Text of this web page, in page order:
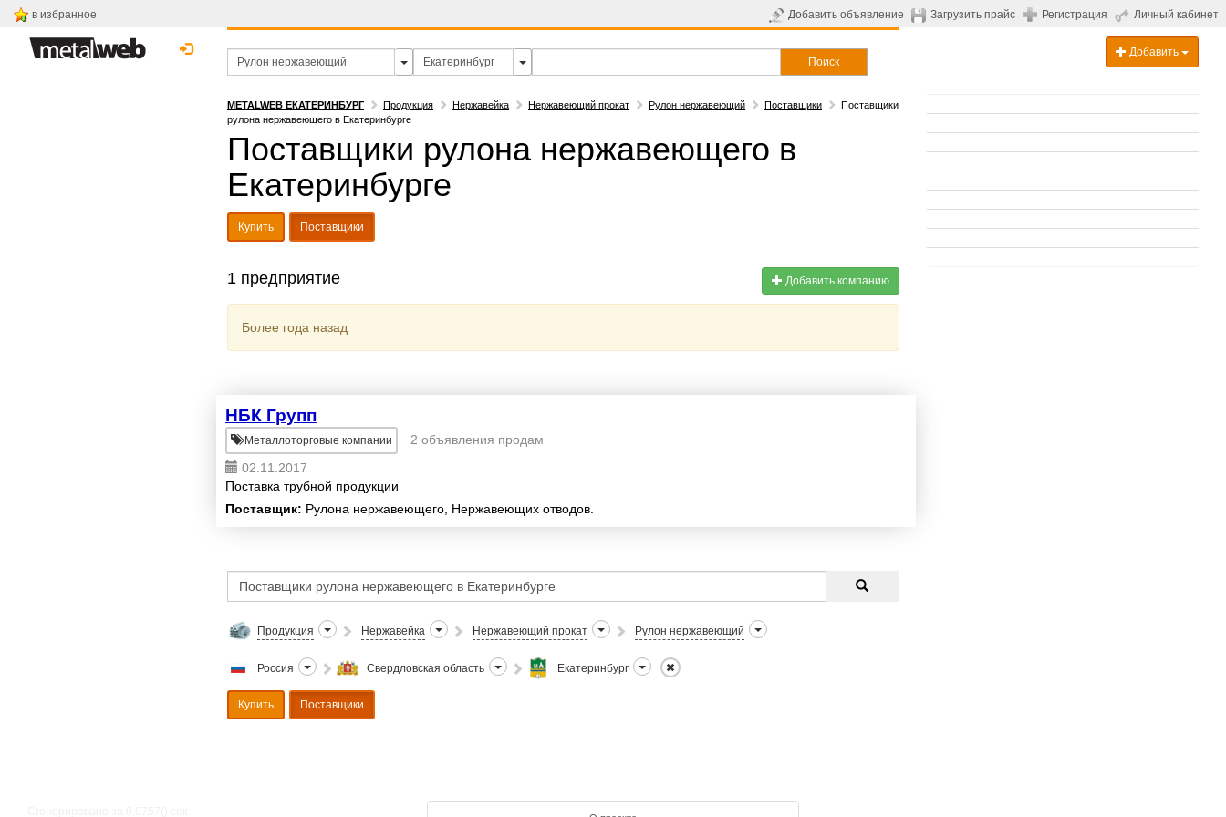
в избранное Добавить объявление Загрузить прайс Регистрация Личный кабинет
Поиск
Добавить
METALWEB ЕКАТЕРИНБУРГ Продукция Нержавейка Нержавеющий прокат Рулон нержавеющий Поставщики
Поставщики
рулона нержавеющего в Екатеринбурге
Поставщики рулона нержавеющего в
Екатеринбурге
Купить Поставщики
1 предприятие Добавить компанию
Более года назад
НБК Групп
Металлоторговые компании
2 объявления продам
02.11.2017
Поставка трубной продукции
Поставщик: Рулона нержавеющего, Нержавеющих отводов.
Продукция Нержавейка Нержавеющий прокат Рулон нержавеющий
Россия Свердловская область Екатеринбург
Купить Поставщики